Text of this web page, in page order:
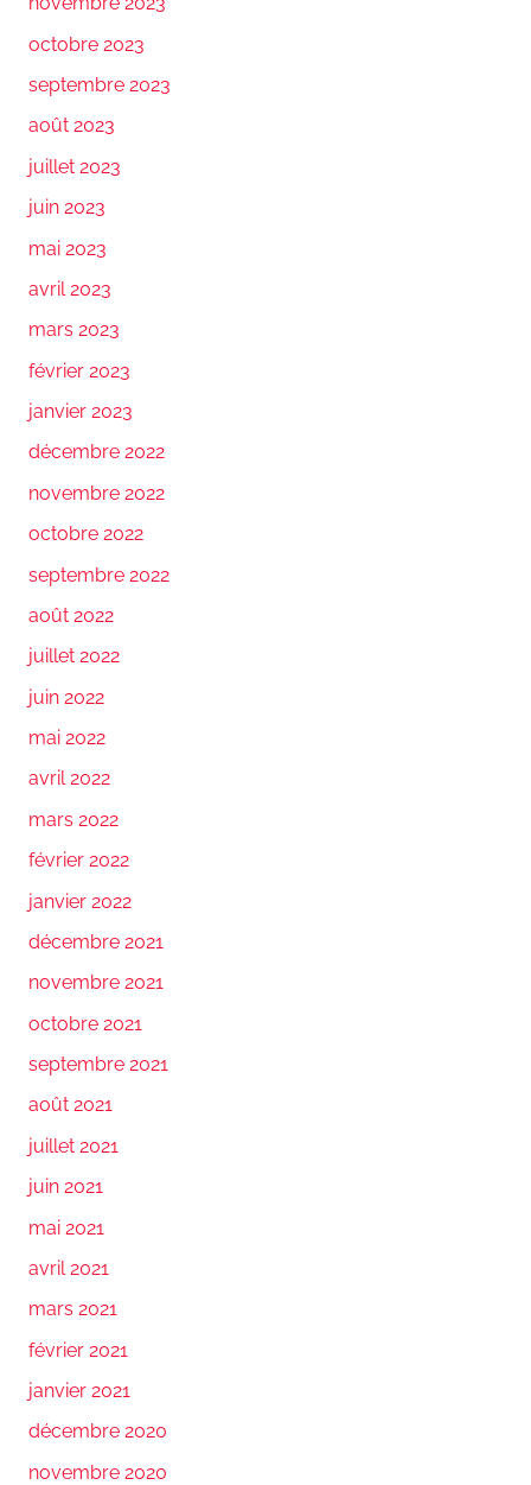
octobre 2023
septembre 2023
août 2023
juillet 2023
juin 2023
mai 2023
avril 2023
mars 2023
février 2023
janvier 2023
décembre 2022
novembre 2022
octobre 2022
septembre 2022
août 2022
juillet 2022
juin 2022
mai 2022
avril 2022
mars 2022
février 2022
janvier 2022
décembre 2021
novembre 2021
octobre 2021
septembre 2021
août 2021
juillet 2021
juin 2021
mai 2021
avril 2021
mars 2021
février 2021
janvier 2021
décembre 2020
novembre 2020